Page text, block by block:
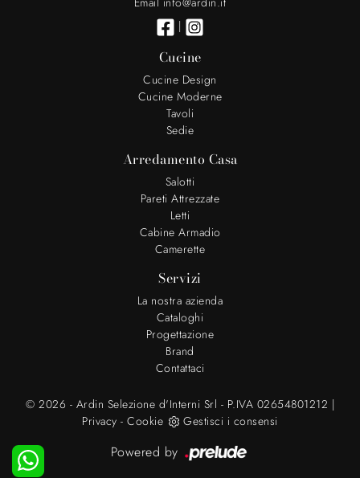
|
Cucine
Cucine Design
Cucine Moderne
Tavoli
Sedie
Arredamento Casa
Salotti
Pareti Attrezzate
Letti
Cabine Armadio
Camerette
Servizi
La nostra azienda
Cataloghi
Progettazione
Brand
Contattaci
© 2026 - Ardin Selezione d'Interni Srl - P.IVA 02654801212 |
Privacy -Cookie Gestisci i consensi
Powered by